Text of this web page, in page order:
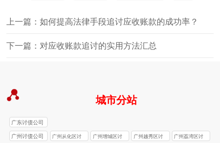
上一篇：如何提高法律手段追讨应收账款的成功率？
下一篇：对应收账款追讨的实用方法汇总
城市分站
广东讨债公司
广州讨债公司
广州从化区讨
广州增城区讨
广州越秀区讨
广州荔湾区讨